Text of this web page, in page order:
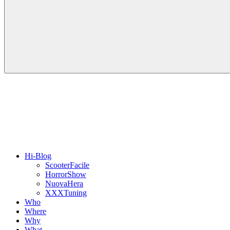
Hi-Blog
ScooterFacile
HorrorShow
NuovaHera
XXXTuning
Who
Where
Why